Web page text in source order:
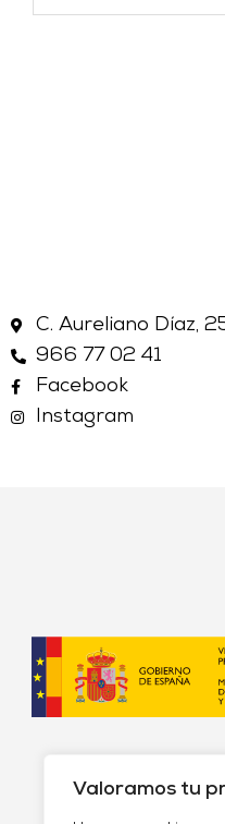
Valoramos tu
C. Aureliano Díaz,
966 77 02 41
Facebook
Instagram